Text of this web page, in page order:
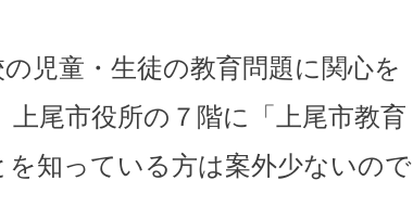
児童・生徒の教育問題に関心を
尾市役所の７階に「上尾市教育
知っている方は案外少ないので